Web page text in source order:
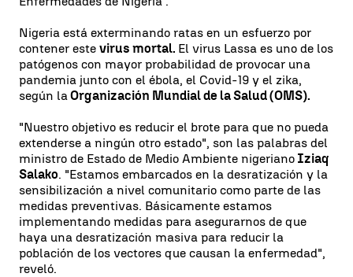
Nigeria está exterminando ratas en un esfuerzo por
contener este virus mortal. El virus Lassa es uno de los
patógenos con mayor probabilidad de provocar una
pandemia junto con el ébola, el Covid-19 y el zika,
según la Organización Mundial de la Salud (OMS).
"Nuestro objetivo es reducir el brote para que no pueda
extenderse a ningún otro estado", son las palabras del
ministro de Estado de Medio Ambiente nigeriano Iziaq
Salako. "Estamos embarcados en la desratización y la
sensibilización a nivel comunitario como parte de las
medidas preventivas. Básicamente estamos
implementando medidas para asegurarnos de que
haya una desratización masiva para reducir la
población de los vectores que causan la enfermedad",
reveló.